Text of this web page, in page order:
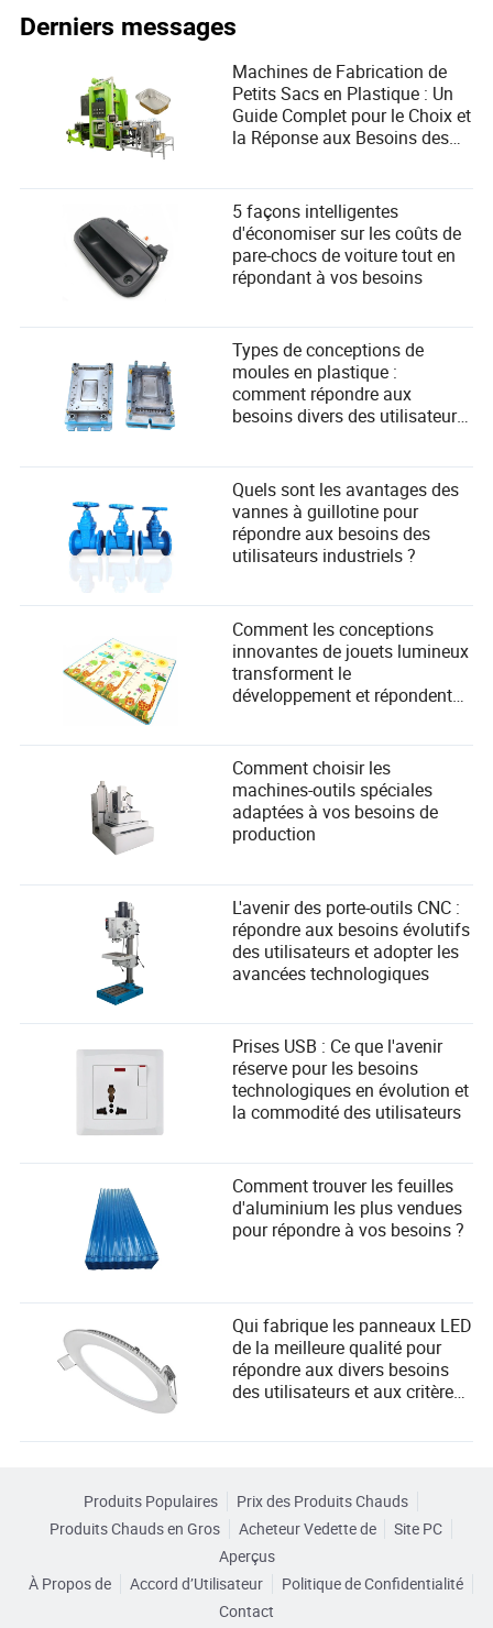
Derniers messages
Machines de Fabrication de
Petits Sacs en Plastique : Un
Guide Complet pour le Choix et
la Réponse aux Besoins des
5 façons intelligentes
d'économiser sur les coûts de
pare-chocs de voiture tout en
répondant à vos besoins
Types de conceptions de
moules en plastique :
comment répondre aux
besoins divers des utilisateurs
Quels sont les avantages des
vannes à guillotine pour
répondre aux besoins des
utilisateurs industriels ?
Comment les conceptions
innovantes de jouets lumineux
transforment le
développement et répondent
enfants
Comment choisir les
machines-outils spéciales
adaptées à vos besoins de
production
L'avenir des porte-outils CNC :
répondre aux besoins évolutifs
des utilisateurs et adopter les
avancées technologiques
Prises USB : Ce que l'avenir
réserve pour les besoins
technologiques en évolution et
la commodité des utilisateurs
Comment trouver les feuilles
d'aluminium les plus vendues
pour répondre à vos besoins ?
Qui fabrique les panneaux LED
de la meilleure qualité pour
répondre aux divers besoins
des utilisateurs et aux critères
Produits Populaires
Prix des Produits Chauds
Produits Chauds en Gros
Acheteur Vedette de
Site PC
Aperçus
À Propos de
Accord d’Utilisateur
Politique de Confidentialité
Contact